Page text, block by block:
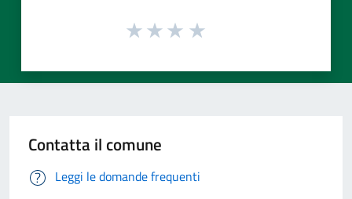
Contatta il comune
Leggi le domande frequenti